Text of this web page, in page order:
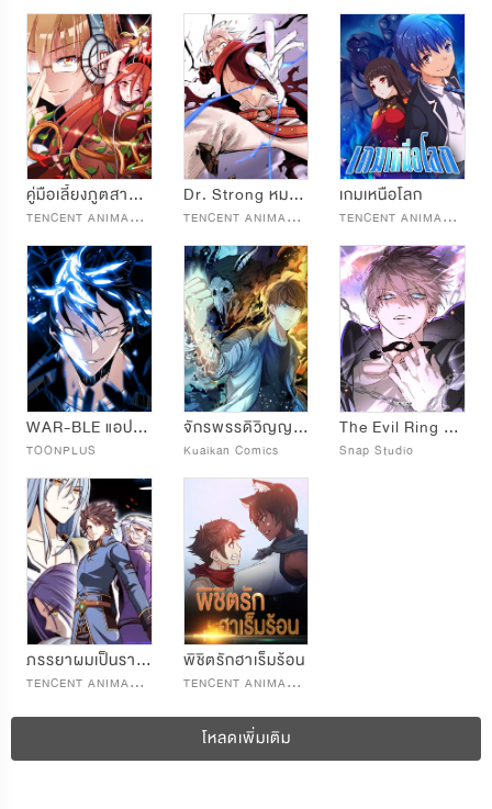
คู่มือเลี้ยงภูตสาวฉบับเซียน
T
ENCENT ANIMATION & COMICS
Dr. Strong หมอนี่มันเถื่อน
T
ENCENT ANIMATION & COMICS
เกมเหนือโลก
T
ENCENT ANIMATION & COMICS
WAR-BLE แอป-เปลี่ยน-โลก
TOONPLUS
จักรพรรดิวิญญาณ
Kuaikan Comics
The Evil Ring พันธนาการปีศาจ
Snap Studio
ภรรยาผมเป็นราชินีปิศาจ
T
ENCENT ANIMATION & COMICS
พิชิตรักฮาเร็มร้อน
T
ENCENT ANIMATION & COMICS
โหลดเพิ่มเติม